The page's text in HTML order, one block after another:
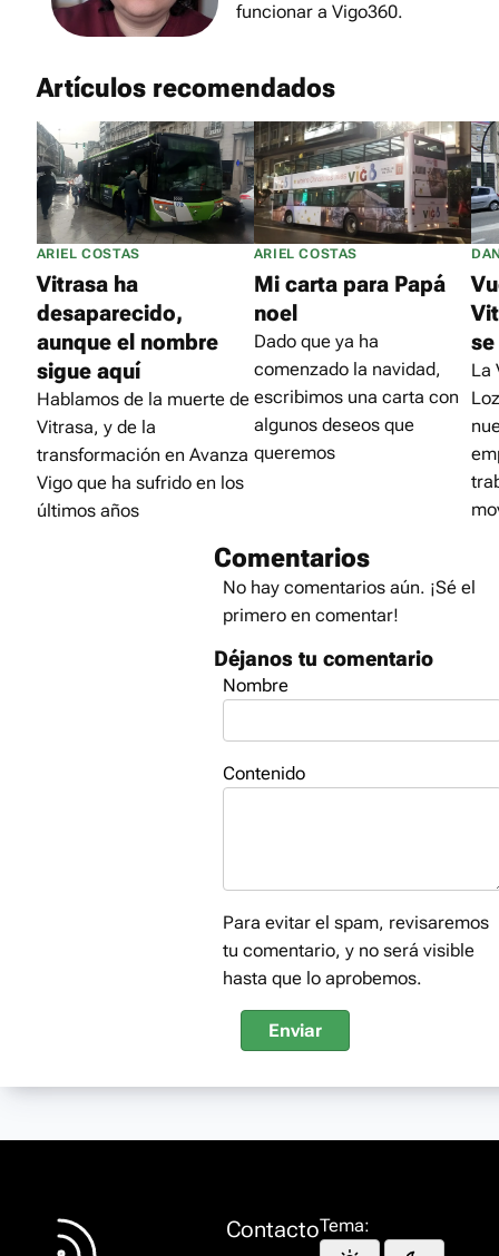
funcionar a Vigo360.
Artículos recomendados
ARIEL COSTAS
Vitrasa ha
desaparecido,
aunque el nombre
sigue aquí
Hablamos de la muerte de
Vitrasa, y de la
transformación en Avanza
Vigo que ha sufrido en los
últimos años
ARIEL COSTAS
Mi carta para Papá
noel
Dado que ya ha
comenzado la navidad,
escribimos una carta con
algunos deseos que
queremos
La
Comentarios
No hay comentarios aún. ¡Sé el
primero en comentar!
Déjanos tu comentario
Nombre
Contenido
Para evitar el spam, revisaremos
tu comentario, y no será visible
hasta que lo aprobemos.
Enviar
ContactoTema: